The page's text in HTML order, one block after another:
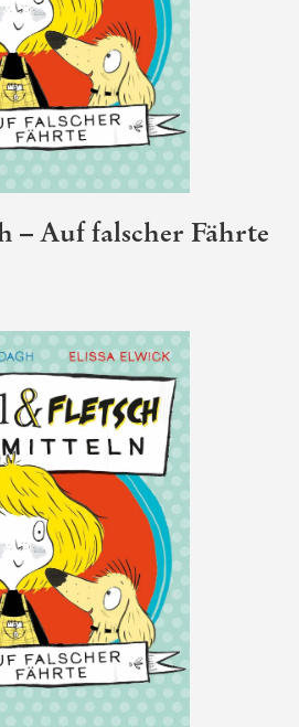
– Auf falscher Fährte